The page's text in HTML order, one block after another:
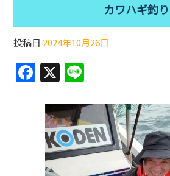
カワハギ釣り
投稿日 2024年10月26日
F
a
c
e
b
o
X
e